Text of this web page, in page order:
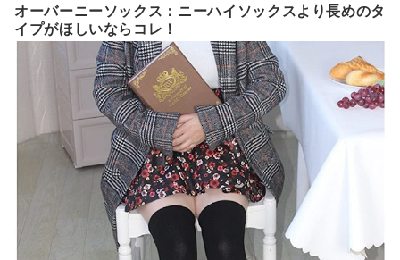
オーバーニーソックス：ニーハイソックスより長めのタ
イプがほしいならコレ！